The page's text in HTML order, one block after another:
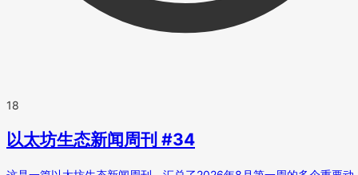
18
以太坊生态新闻周刊 #34